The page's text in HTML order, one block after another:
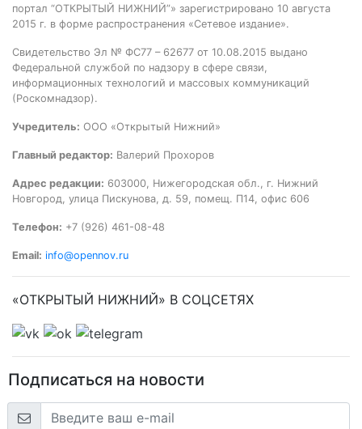
портал “ОТКРЫТЫЙ НИЖНИЙ”» зарегистрировано 10 августа
2015 г. в форме распространения «Сетевое издание».
Свидетельство Эл № ФС77 – 62677 от 10.08.2015 выдано
Федеральной службой по надзору в сфере связи,
информационных технологий и массовых коммуникаций
(Роскомнадзор).
Учредитель: ООО «Открытый Нижний»
Главный редактор: Валерий Прохоров
Адрес редакции: 603000, Нижегородская обл., г. Нижний
Новгород, улица Пискунова, д. 59, помещ. П14, офис 606
Телефон: +7 (926) 461-08-48
Email: info@opennov.ru
«ОТКРЫТЫЙ НИЖНИЙ» В СОЦСЕТЯХ
Подписаться на новости